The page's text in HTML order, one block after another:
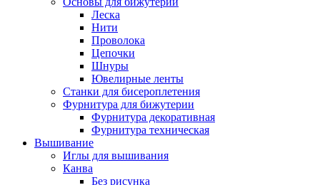
Леска
Нити
Проволока
Цепочки
Шнуры
Ювелирные ленты
Станки для бисероплетения
Фурнитура для бижутерии
Фурнитура декоративная
Фурнитура техническая
Вышивание
Иглы для вышивания
Канва
Без рисунка